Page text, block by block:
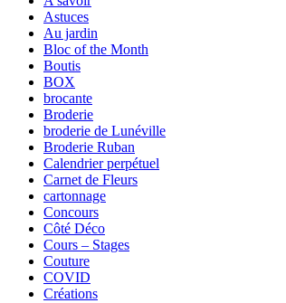
Astuces
Au jardin
Bloc of the Month
Boutis
BOX
brocante
Broderie
broderie de Lunéville
Broderie Ruban
Calendrier perpétuel
Carnet de Fleurs
cartonnage
Concours
Côté Déco
Cours – Stages
Couture
COVID
Créations